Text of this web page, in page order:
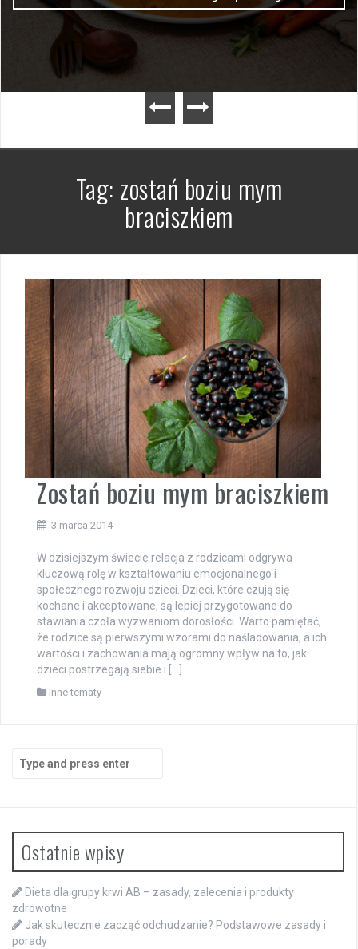
Tag: zostań boziu mym
braciszkiem
Zostań boziu mym braciszkiem
3 marca 2014
W dzisiejszym świecie relacja z rodzicami odgrywa
kluczową rolę w kształtowaniu emocjonalnego i
społecznego rozwoju dzieci. Dzieci, które czują się
kochane i akceptowane, są lepiej przygotowane do
stawiania czoła wyzwaniom dorosłości. Warto pamiętać,
że rodzice są pierwszymi wzorami do naśladowania, a ich
wartości i zachowania mają ogromny wpływ na to, jak
dzieci postrzegają siebie i […]
Inne tematy
Search
for:
Ostatnie wpisy
Dieta dla grupy krwi AB – zasady, zalecenia i produkty
zdrowotne
Jak skutecznie zacząć odchudzanie? Podstawowe zasady i
porady